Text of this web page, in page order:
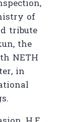
of
tribute
the
NETH
in